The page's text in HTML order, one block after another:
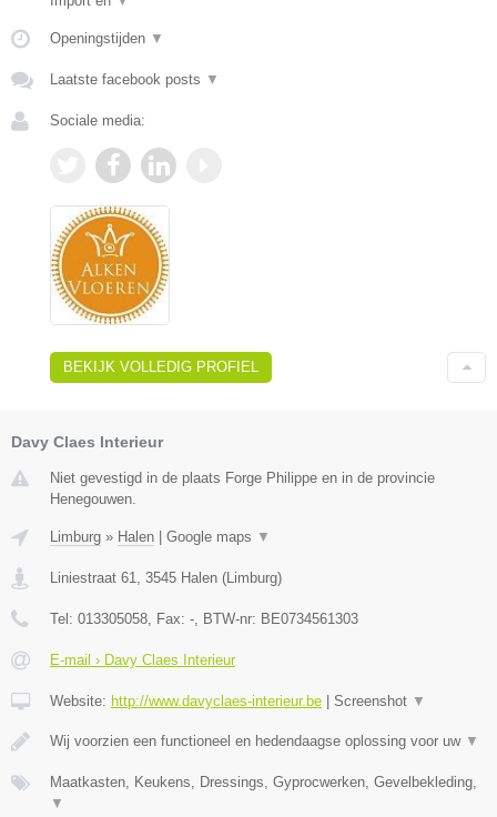
Openingstijden ▼
Laatste facebook posts ▼
Sociale media:
BEKIJK VOLLEDIG PROFIEL
Davy Claes Interieur
Niet gevestigd in de plaats Forge Philippe en in de provincie
Henegouwen.
Limburg » Halen Google maps ▼
Liniestraat 61, 3545 Halen (Limburg)
Tel: 013305058, Fax: -, BTW-nr: BE0734561303
E-mail › Davy Claes Interieur
Website: http://www.davyclaes-interieur.be Screenshot ▼
Wij voorzien een functioneel en hedendaagse oplossing voor uw ▼
Maatkasten, Keukens, Dressings, Gyprocwerken, Gevelbekleding,
▼